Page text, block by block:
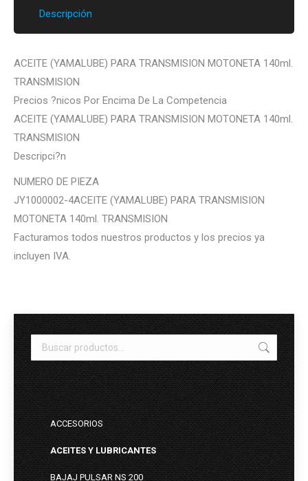
Descripción
ACEITE (YAMALUBE) PARA TRANSMISION MOTONETA 140ml.
TRANSMISION
Precios ?nicos Por Encima De La Competencia
ACEITE (YAMALUBE) PARA TRANSMISION MOTONETA 140ml.
TRANSMISION
Descripci?n
NUMERO DE PIEZA
JY1000002-4ACEITE (YAMALUBE) PARA TRANSMISION
MOTONETA 140ml. TRANSMISION
Facturamos todos nuestros productos y los precios ya
incluyen IVA.
ACCESORIOS
ACEITES Y LUBRICANTES
BAJAJ PULSAR NS 200